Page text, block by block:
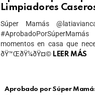
Limpiadores
Súper Mamás
momentos en casa que
ðŸ™ŒðŸ¼ðŸ¤© LEER MÁS
Aprobado por Súper